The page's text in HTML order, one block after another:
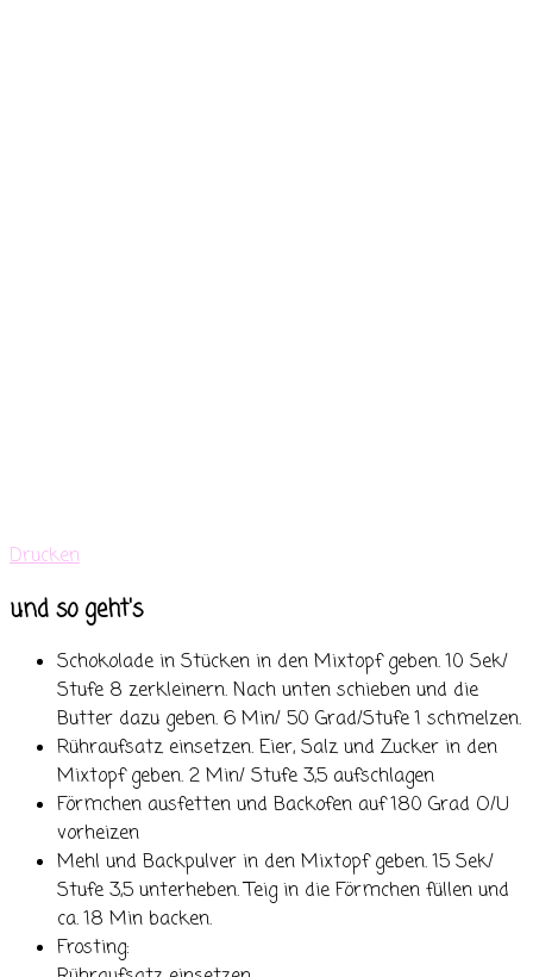
Drucken
und so geht's
Schokolade in Stücken in den Mixtopf geben. 10 Sek/
Stufe 8 zerkleinern. Nach unten schieben und die
Butter dazu geben. 6 Min/ 50 Grad/Stufe 1 schmelzen.
Rühraufsatz einsetzen. Eier, Salz und Zucker in den
Mixtopf geben. 2 Min/ Stufe 3,5 aufschlagen
Förmchen ausfetten und Backofen auf 180 Grad O/U
vorheizen
Mehl und Backpulver in den Mixtopf geben. 15 Sek/
Stufe 3,5 unterheben. Teig in die Förmchen füllen und
ca. 18 Min backen.
Frosting: